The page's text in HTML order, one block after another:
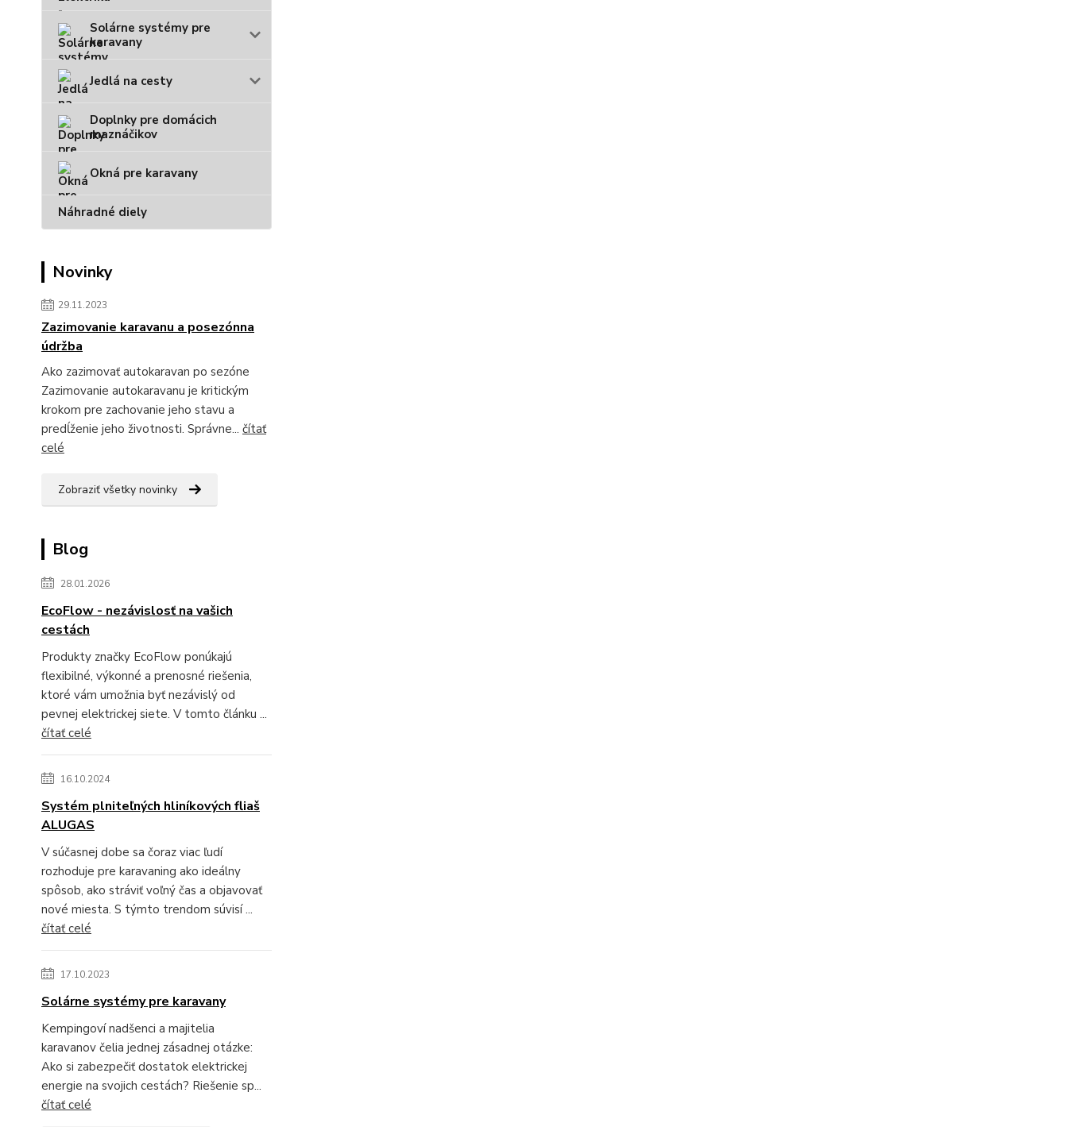
Solárne systémy pre
karavany
Jedlá na cesty
Doplnky pre domácich
maznáčikov
Okná pre karavany
Náhradné diely
Novinky
29.11.2023
Zazimovanie karavanu a posezónna
údržba
Ako zazimovať autokaravan po sezóne
Zazimovanie autokaravanu je kritickým
krokom pre zachovanie jeho stavu a
predĺženie jeho životnosti. Správne... čítať
celé
Zobraziť všetky novinky
Blog
28.01.2026
EcoFlow - nezávislosť na vašich
cestách
Produkty značky EcoFlow ponúkajú
flexibilné, výkonné a prenosné riešenia,
ktoré vám umožnia byť nezávislý od
pevnej elektrickej siete. V tomto článku ...
čítať celé
16.10.2024
Systém plniteľných hliníkových fliaš
ALUGAS
V súčasnej dobe sa čoraz viac ľudí
rozhoduje pre karavaning ako ideálny
spôsob, ako stráviť voľný čas a objavovať
nové miesta. S týmto trendom súvisí ...
čítať celé
17.10.2023
Solárne systémy pre karavany
Kempingoví nadšenci a majitelia
karavanov čelia jednej zásadnej otázke:
Ako si zabezpečiť dostatok elektrickej
energie na svojich cestách? Riešenie sp...
čítať celé